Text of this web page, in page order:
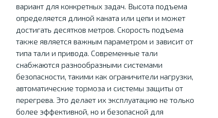
вариант для конкретных задач. Высота подъема
определяется длиной каната или цепи и может
достигать десятков метров. Скорость подъема
также является важным параметром и зависит от
типа тали и привода. Современные тали
снабжаются разнообразными системами
безопасности, такими как ограничители нагрузки,
автоматические тормоза и системы защиты от
перегрева. Это делает их эксплуатацию не только
более эффективной, но и безопасной для